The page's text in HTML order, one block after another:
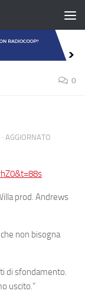
0
· AGGIORNATO
prod. Andrews
non bisogna
di sfondamento.
uscito.”